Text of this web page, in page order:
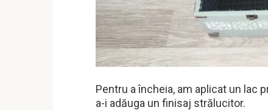
Pentru a încheia, am aplicat un lac
a-i adăuga un finisaj strălucitor.